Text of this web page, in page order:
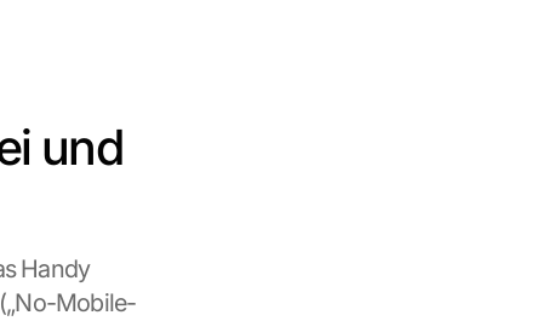
und
Handy
Mobile-